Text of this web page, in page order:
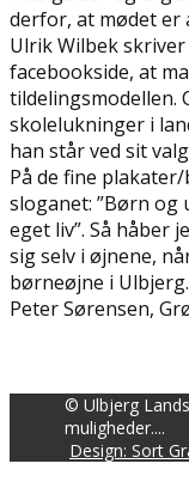
derfor, at mødet er
Ulrik Wilbek skriver
facebookside, at
tildelingsmodellen.
skolelukninger i
han står ved sit
På de fine
sloganet: ”Børn og
eget liv”. Så håber
sig selv i øjnene,
børneøjne i Ulbjerg.
Peter Sørensen,
© Ulbjerg
muligheder....
Design: Sort